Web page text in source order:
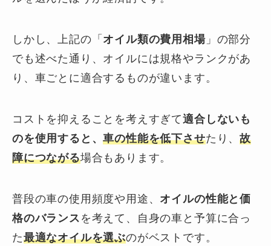
しかし、上記の「 オイル類の費用相場」の部分
でも述べた通り、オイルには規格やランクがあ
り、車ごとに適合するものが違います。
コストを抑えることを考えすぎて適合しないも
のを使用すると、車の性能を低下させたり、故
障につながる場合もあります。
普段の車の使用頻度や用途、 オイルの性能と価
格のバランス を考えて、自身の車と予算に合っ
た最適なオイルを選ぶのがベストです。